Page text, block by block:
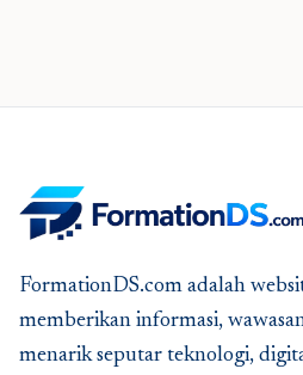
FormationDS.com adalah
memberikan informasi,
menarik seputar teknologi,